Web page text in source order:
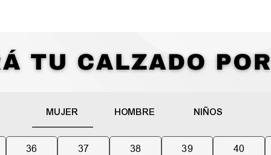
MUJER HOMBRE NIÑOS
36 37 38 39 40